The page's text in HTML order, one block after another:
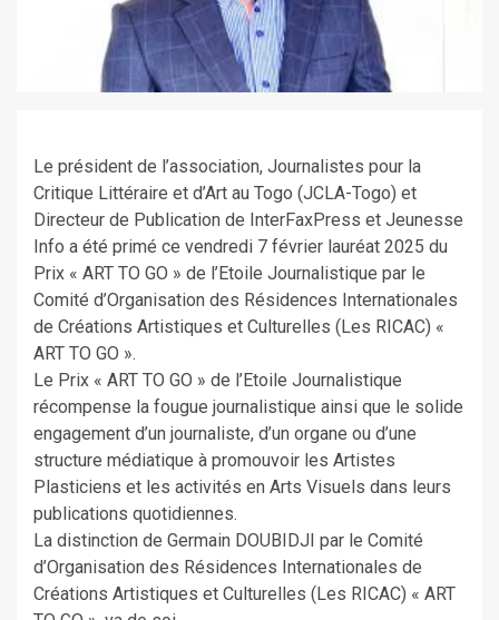
Le président de l’association, Journalistes pour la
Critique Littéraire et d’Art au Togo (JCLA-Togo) et
Directeur de Publication de InterFaxPress et Jeunesse
Info a été primé ce vendredi 7 février lauréat 2025 du
Prix « ART TO GO » de l’Etoile Journalistique par le
Comité d’Organisation des Résidences Internationales
de Créations Artistiques et Culturelles (Les RICAC) «
ART TO GO ».
Le Prix « ART TO GO » de l’Etoile Journalistique
récompense la fougue journalistique ainsi que le solide
engagement d’un journaliste, d’un organe ou d’une
structure médiatique à promouvoir les Artistes
Plasticiens et les activités en Arts Visuels dans leurs
publications quotidiennes.
La distinction de Germain DOUBIDJI par le Comité
d’Organisation des Résidences Internationales de
Créations Artistiques et Culturelles (Les RICAC) « ART